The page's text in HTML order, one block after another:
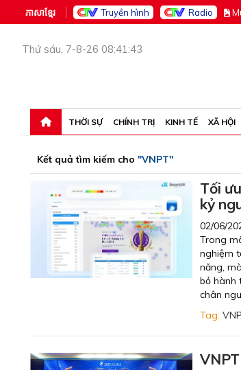
ភាសាខ្មែរ Truyền hình Radio M
Thứ sáu, 7-8-26 08:41:43
THỜI SỰ CHÍNH TRỊ KINH TẾ XÃ HỘI
Kết quả tìm kiếm cho "VNPT"
Tối
kỷ
02/06/
Trong
nghiệm
năng,
bỏ hành
chân
Tag: